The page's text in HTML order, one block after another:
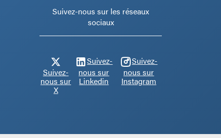
Suivez-nous sur les réseaux
sociaux
Suivez-
nous sur
X
Suivez-
nous sur
Linkedin
Suivez-
nous sur
Instagram